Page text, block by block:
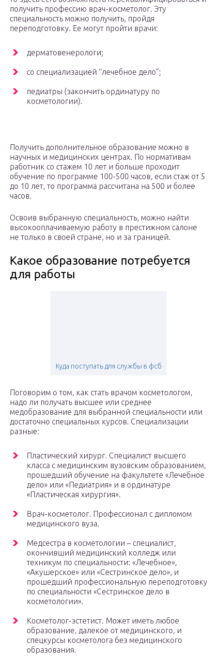
получить профессию врач-косметолог. Эту
специальность можно получить, пройдя
переподготовку. Ее могут пройти врачи:
дерматовенерологи;
со специализацией “лечебное дело”;
педиатры (закончить ординатуру по
косметологии).
Получить дополнительное образование можно в
научных и медицинских центрах. По нормативам
работник со стажем 10 лет и больше проходит
обучение по программе 100-500 часов, если стаж от 5
до 10 лет, то программа рассчитана на 500 и более
часов.
Освоив выбранную специальность, можно найти
высокооплачиваемую работу в престижном салоне
не только в своей стране, но и за границей.
Какое образование потребуется
для работы
Куда поступать для службы в фсб
Поговорим о том, как стать врачом косметологом,
надо ли получать высшее или среднее
медобразование для выбранной специальности или
достаточно специальных курсов. Специализации
разные:
Пластический хирург. Специалист высшего
класса с медицинским вузовским образованием,
прошедший обучение на факультете «Лечебное
дело» или «Педиатрия» и в ординатуре
«Пластическая хирургия».
Врач-косметолог. Профессионал с дипломом
медицинского вуза.
Медсестра в косметологии – специалист,
окончивший медицинский колледж или
техникум по специальности: «Лечебное»,
«Акушерское» или «Сестринское дело», и
прошедший профессиональную переподготовку
по специальности «Сестринское дело в
косметологии».
Косметолог-эстетист. Может иметь любое
образование, далекое от медицинского, и
спецкурсы косметолога без медицинского
образования.